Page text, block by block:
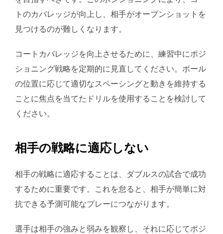
トのカバレッジが向上し、相手がオープンショットを
見つけるのが難しくなります。
コートカバレッジを向上させるために、練習中にポジ
ショニング戦略を定期的に見直してください。ボール
の位置に応じて適切なスペーシングと動きを維持する
ことに焦点を当てたドリルを使用することを検討して
ください。
相手の戦略に適応しない
相手の戦略に適応することは、ダブルスの試合で成功
するために重要です。これを怠ると、相手が簡単に対
抗できる予測可能なプレーにつながります。
選手は相手の強みと弱みを観察し、それに応じてポジ